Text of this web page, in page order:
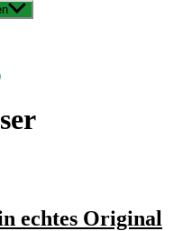
echtes Original